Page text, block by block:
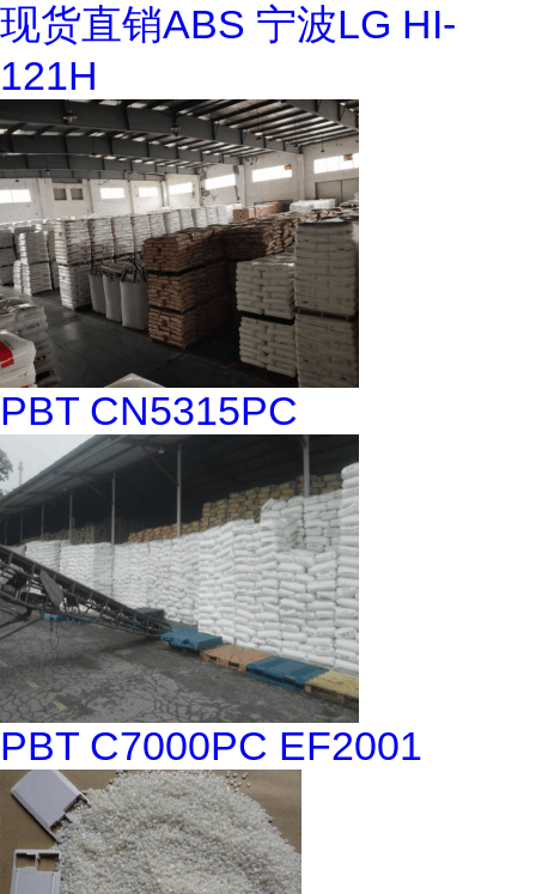
现货直销ABS 宁波LG HI-
121H
PBT CN5315PC
PBT C7000PC EF2001